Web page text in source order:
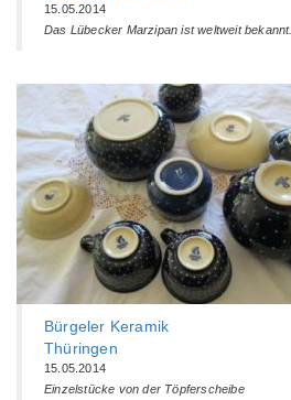
15.05.2014
Das Lübecker Marzipan ist weltweit bekannt.
Bürgeler Keramik
Thüringen
15.05.2014
Einzelstücke von der Töpferscheibe